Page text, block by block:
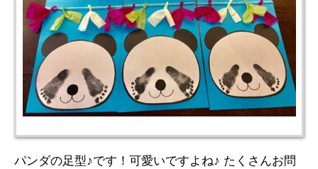
パンダの足型♪です！可愛いですよね♪ たくさんお問